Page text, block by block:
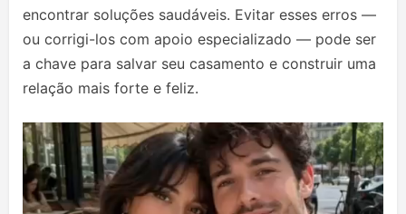
encontrar soluções saudáveis. Evitar esses erros —
ou corrigi-los com apoio especializado — pode ser
a chave para salvar seu casamento e construir uma
relação mais forte e feliz.